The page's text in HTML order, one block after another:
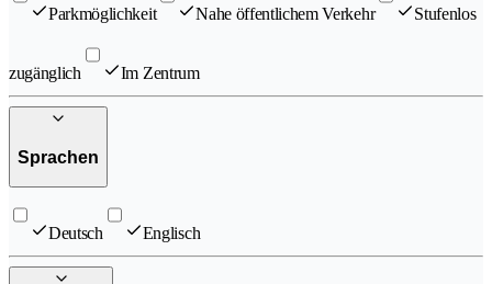
Parkmöglichkeit Nahe öffentlichem Verkehr Stufenlos
zugänglich Im Zentrum
Sprachen
Deutsch Englisch